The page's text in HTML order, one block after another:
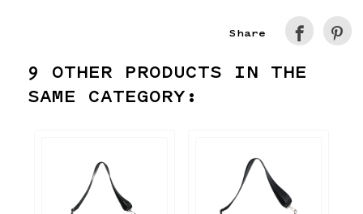
Share
9 OTHER PRODUCTS IN THE
SAME CATEGORY: